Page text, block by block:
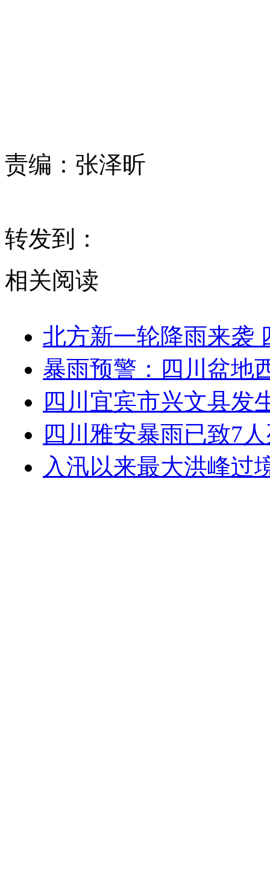
责编： 张泽昕
转发到：
相关阅读
北方新一轮降雨来袭
暴雨预警：四川盆地
四川宜宾市兴文县发
四川雅安暴雨已致7
入汛以来最大洪峰过